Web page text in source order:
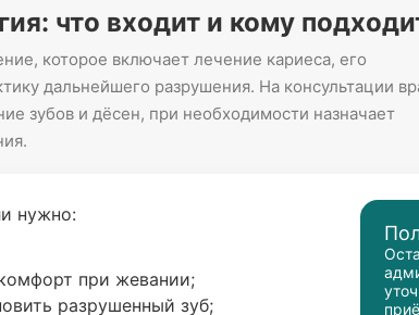
что входит и кому
которое включает лечение кариеса, его
дальнейшего разрушения. На консультации
зубов и дёсен, при необходимости назначает
нужно:
при жевании;
разрушенный зуб;